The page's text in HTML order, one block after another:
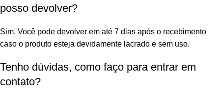
posso devolver?
Sim. Você pode devolver em até 7 dias após o recebimento
caso o produto esteja devidamente lacrado e sem uso.
Tenho dúvidas, como faço para entrar em
contato?